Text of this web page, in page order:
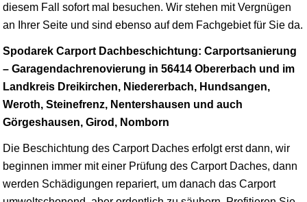
diesem Fall sofort mal besuchen. Wir stehen mit Vergnügen
an Ihrer Seite und sind ebenso auf dem Fachgebiet für Sie da.
Spodarek Carport Dachbeschichtung: Carportsanierung
– Garagendachrenovierung in 56414 Obererbach und im
Landkreis Dreikirchen, Niedererbach, Hundsangen,
Weroth, Steinefrenz, Nentershausen und auch
Görgeshausen, Girod, Nomborn
Die Beschichtung des Carport Daches erfolgt erst dann, wir
beginnen immer mit einer Prüfung des Carport Daches, dann
werden Schädigungen repariert, um danach das Carport